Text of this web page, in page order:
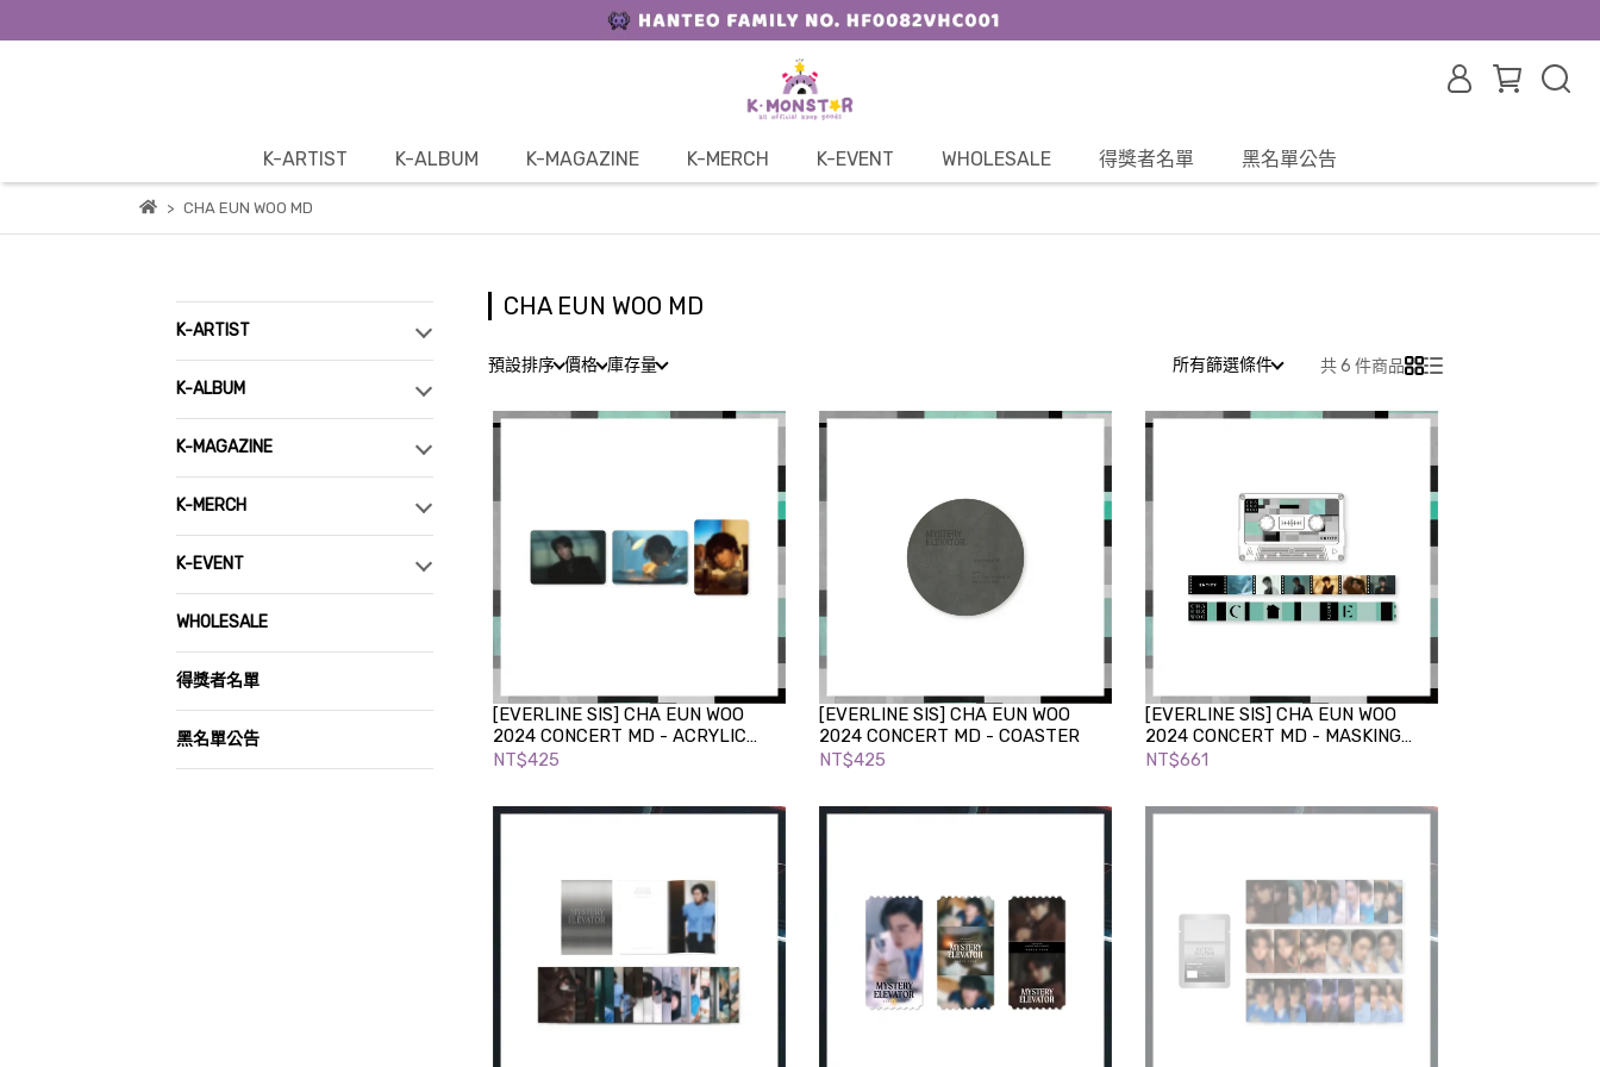
K-ARTIST K-ALBUM K-MAGAZINE K-MERCH K-EVENT WHOLESALE 得獎者名單 黑名單公告
CHA EUN WOO MD
K-ARTIST
K-ALBUM
K-MAGAZINE
K-MERCH
K-EVENT
WHOLESALE
得獎者名單
黑名單公告
CHA EUN WOO MD
預設排序 價格 庫存量 所有篩選條件 共 6 件商品
[EVERLINE SIS] CHA EUN WOO
2024 CONCERT MD - ACRYLIC
MAGNET
NT$425
[EVERLINE SIS] CHA EUN WOO
2024 CONCERT MD - COASTER
NT$425
[EVERLINE SIS] CHA EUN WOO
2024 CONCERT MD - MASKING
TAPE SET
NT$661